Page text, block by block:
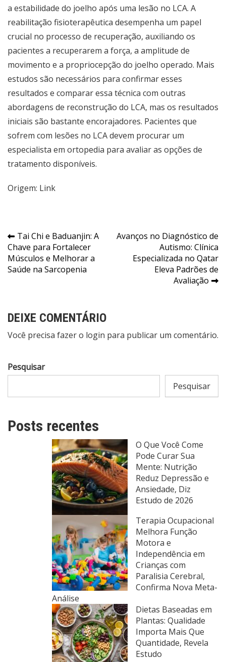
a estabilidade do joelho após uma lesão no LCA. A
reabilitação fisioterapêutica desempenha um papel
crucial no processo de recuperação, auxiliando os
pacientes a recuperarem a força, a amplitude de
movimento e a propriocepção do joelho operado. Mais
estudos são necessários para confirmar esses
resultados e comparar essa técnica com outras
abordagens de reconstrução do LCA, mas os resultados
iniciais são bastante encorajadores. Pacientes que
sofrem com lesões no LCA devem procurar um
especialista em ortopedia para avaliar as opções de
tratamento disponíveis.
Origem: Link
Navegação
de
Post
Tai Chi e Baduanjin: A
Chave para Fortalecer
Músculos e Melhorar a
Saúde na Sarcopenia
Avanços no Diagnóstico de
Autismo: Clínica
Especializada no Qatar
Eleva Padrões de
Avaliação
DEIXE COMENTÁRIO
Você precisa fazer o login para publicar um comentário.
Pesquisar
Pesquisar
Posts recentes
O Que Você Come
Pode Curar Sua
Mente: Nutrição
Reduz Depressão e
Ansiedade, Diz
Estudo de 2026
Terapia Ocupacional
Melhora Função
Motora e
Independência em
Crianças com
Paralisia Cerebral,
Confirma Nova Meta-
Análise
Dietas Baseadas em
Plantas: Qualidade
Importa Mais Que
Quantidade, Revela
Estudo